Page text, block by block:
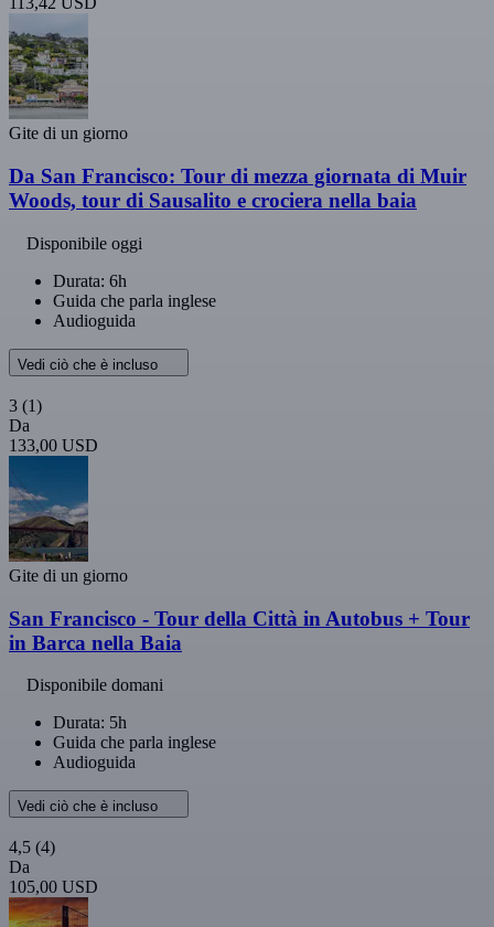
Gite di un giorno
Da San Francisco: Tour di mezza giornata di Muir
Woods, tour di Sausalito e crociera nella baia
Disponibile oggi
Durata: 6h
Guida che parla inglese
Audioguida
Vedi ciò che è incluso
3 (1)
Da
133,00 USD
Gite di un giorno
San Francisco - Tour della Città in Autobus + Tour
in Barca nella Baia
Disponibile domani
Durata: 5h
Guida che parla inglese
Audioguida
Vedi ciò che è incluso
4,5 (4)
Da
105,00 USD